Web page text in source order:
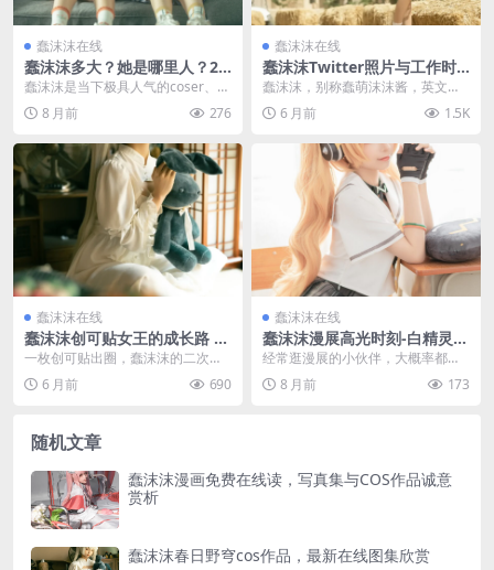
蠢沫沫在线
蠢沫沫多大？她是哪里人？20
205解读蠢沫沫个人信息
蠢沫沫是当下极具人气的coser、微
博网红及知名动漫博主，凭借精致
的颜值和优质的...
8 月前 276
蠢沫沫在线
蠢沫沫Twitter照片与工作时
间整理，只穿三个创可贴放学
后在哪找？
蠢沫沫，别称蠢萌沫沫酱，英文名C
hunmomo，2002年1月27日出生
于河南，...
6 月前 1.5K
蠢沫沫在线
蠢沫沫创可贴女王的成长路 从
河南少女到二次元顶流
一枚创可贴出圈，蠢沫沫的二次元
逆袭之路 在河南一座普通的小城，
曾有个叫蠢沫沫的女...
6 月前 690
蠢沫沫在线
蠢沫沫漫展高光时刻-白精灵安
琪拉恰巴耶夫cos造型惊艳全
经常逛漫展的小伙伴，大概率都见
过蠢沫沫的身影吧。作为cos圈的人
气选手，她每次现...
8 月前 173
随机文章
蠢沫沫漫画免费在线读，写真集与COS作品诚意
赏析
蠢沫沫春日野穹cos作品，最新在线图集欣赏